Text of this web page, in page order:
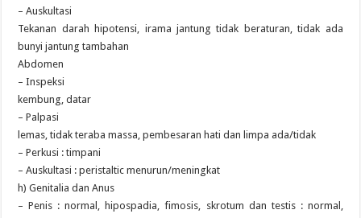
– Auskultasi
Tekanan darah hipotensi, irama jantung tidak beraturan, tidak ada
bunyi jantung tambahan
Abdomen
– Inspeksi
kembung, datar
– Palpasi
lemas, tidak teraba massa, pembesaran hati dan limpa ada/tidak
– Perkusi : timpani
– Auskultasi : peristaltic menurun/meningkat
h) Genitalia dan Anus
– Penis : normal, hipospadia, fimosis, skrotum dan testis : normal,